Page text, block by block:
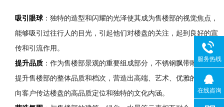
吸引眼球 ：独特的造型和闪耀的光泽使其成为售楼部的视觉焦点，
能够吸引过往行人的目光，引起他们对楼盘的关注，起到良好的宣
传和引流作用。
提升品质 ：作为售楼部景观的重要组成部分，不锈钢飘带雕塑能够
提升售楼部的整体品质和档次，营造出高端、艺术、优雅的氛围，
向客户传达楼盘的高品质定位和独特的文化内涵。
服务热线
在线咨询